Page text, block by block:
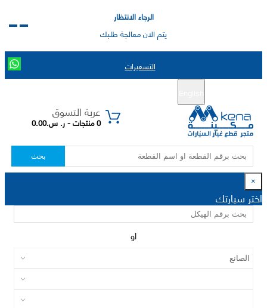
الرجاء الانتظار
يتم الان معالجة طلبك
التسعيرات
عربة التسوق
0 منتجات - ر. س.0.00
بحث
×
اختر سيارتك
او